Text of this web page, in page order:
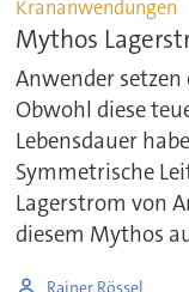
Krananwendungen
Mythos
Anwender
Obwohl diese
Lebensdauer
Symmetrische
Lagerstrom von
diesem Mythos
Rainer Rössel